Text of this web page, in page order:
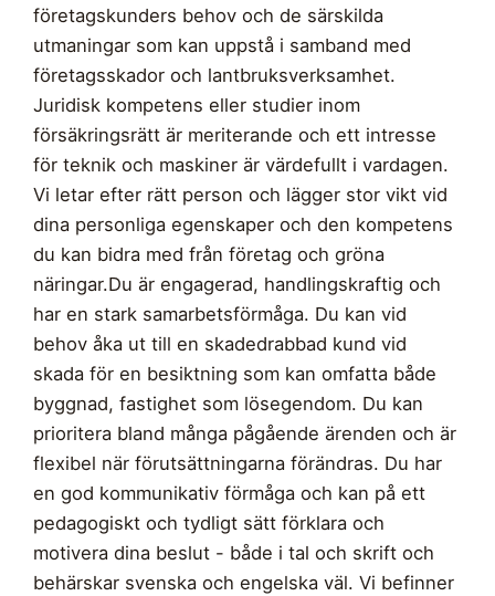
företagskunders behov och de särskilda
utmaningar som kan uppstå i samband med
företagsskador och lantbruksverksamhet.
Juridisk kompetens eller studier inom
försäkringsrätt är meriterande och ett intresse
för teknik och maskiner är värdefullt i vardagen.
Vi letar efter rätt person och lägger stor vikt vid
dina personliga egenskaper och den kompetens
du kan bidra med från företag och gröna
näringar.Du är engagerad, handlingskraftig och
har en stark samarbetsförmåga. Du kan vid
behov åka ut till en skadedrabbad kund vid
skada för en besiktning som kan omfatta både
byggnad, fastighet som lösegendom. Du kan
prioritera bland många pågående ärenden och är
flexibel när förutsättningarna förändras. Du har
en god kommunikativ förmåga och kan på ett
pedagogiskt och tydligt sätt förklara och
motivera dina beslut - både i tal och skrift och
behärskar svenska och engelska väl. Vi befinner